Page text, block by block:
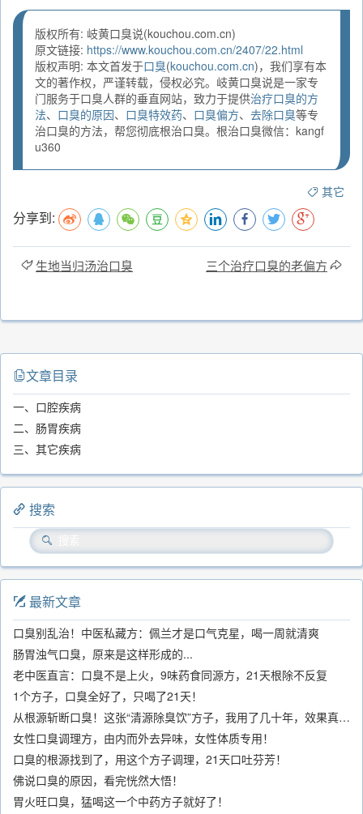
版权所有: 岐黄口臭说(kouchou.com.cn)
原文链接: https://www.kouchou.com.cn/2407/22.html
版权声明: 本文首发于口臭(kouchou.com.cn)，我们享有本
文的著作权，严谨转载，侵权必究。岐黄口臭说是一家专
门服务于口臭人群的垂直网站，致力于提供治疗口臭的方
法、 口臭的原因、 口臭特效药、 口臭偏方、 去除口臭等专
治口臭的方法，帮您彻底根治口臭。根治口臭微信：kangf
u360
其它
分享到:
生地当归汤治口臭 三个治疗口臭的老偏方
文章目录
一、口腔疾病
二、肠胃疾病
三、其它疾病
搜索
最新文章
口臭别乱治！中医私藏方：佩兰才是口气克星，喝一周就清爽
肠胃浊气口臭，原来是这样形成的...
老中医直言：口臭不是上火，9味药食同源方，21天根除不反复
1个方子，口臭全好了，只喝了21天！
从根源斩断口臭！这张“清源除臭饮”方子，我用了几十年，效果真不错
女性口臭调理方，由内而外去异味，女性体质专用！
口臭的根源找到了，用这个方子调理，21天口吐芬芳！
佛说口臭的原因，看完恍然大悟！
胃火旺口臭，猛喝这一个中药方子就好了！